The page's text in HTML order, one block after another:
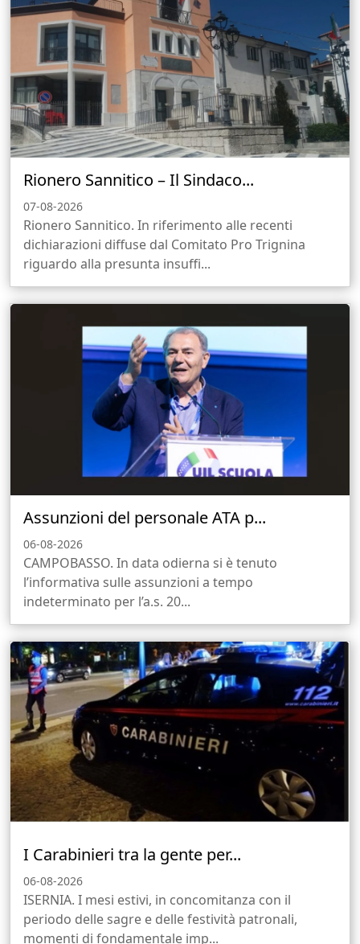
Rionero Sannitico – Il Sindaco...
07-08-2026
Rionero Sannitico. In riferimento alle recenti
dichiarazioni diffuse dal Comitato Pro Trignina
riguardo alla presunta insuffi...
Assunzioni del personale ATA p...
06-08-2026
CAMPOBASSO. In data odierna si è tenuto
l’informativa sulle assunzioni a tempo
indeterminato per l’a.s. 20...
I Carabinieri tra la gente per...
06-08-2026
ISERNIA. I mesi estivi, in concomitanza con il
periodo delle sagre e delle festività patronali,
momenti di fondamentale imp...